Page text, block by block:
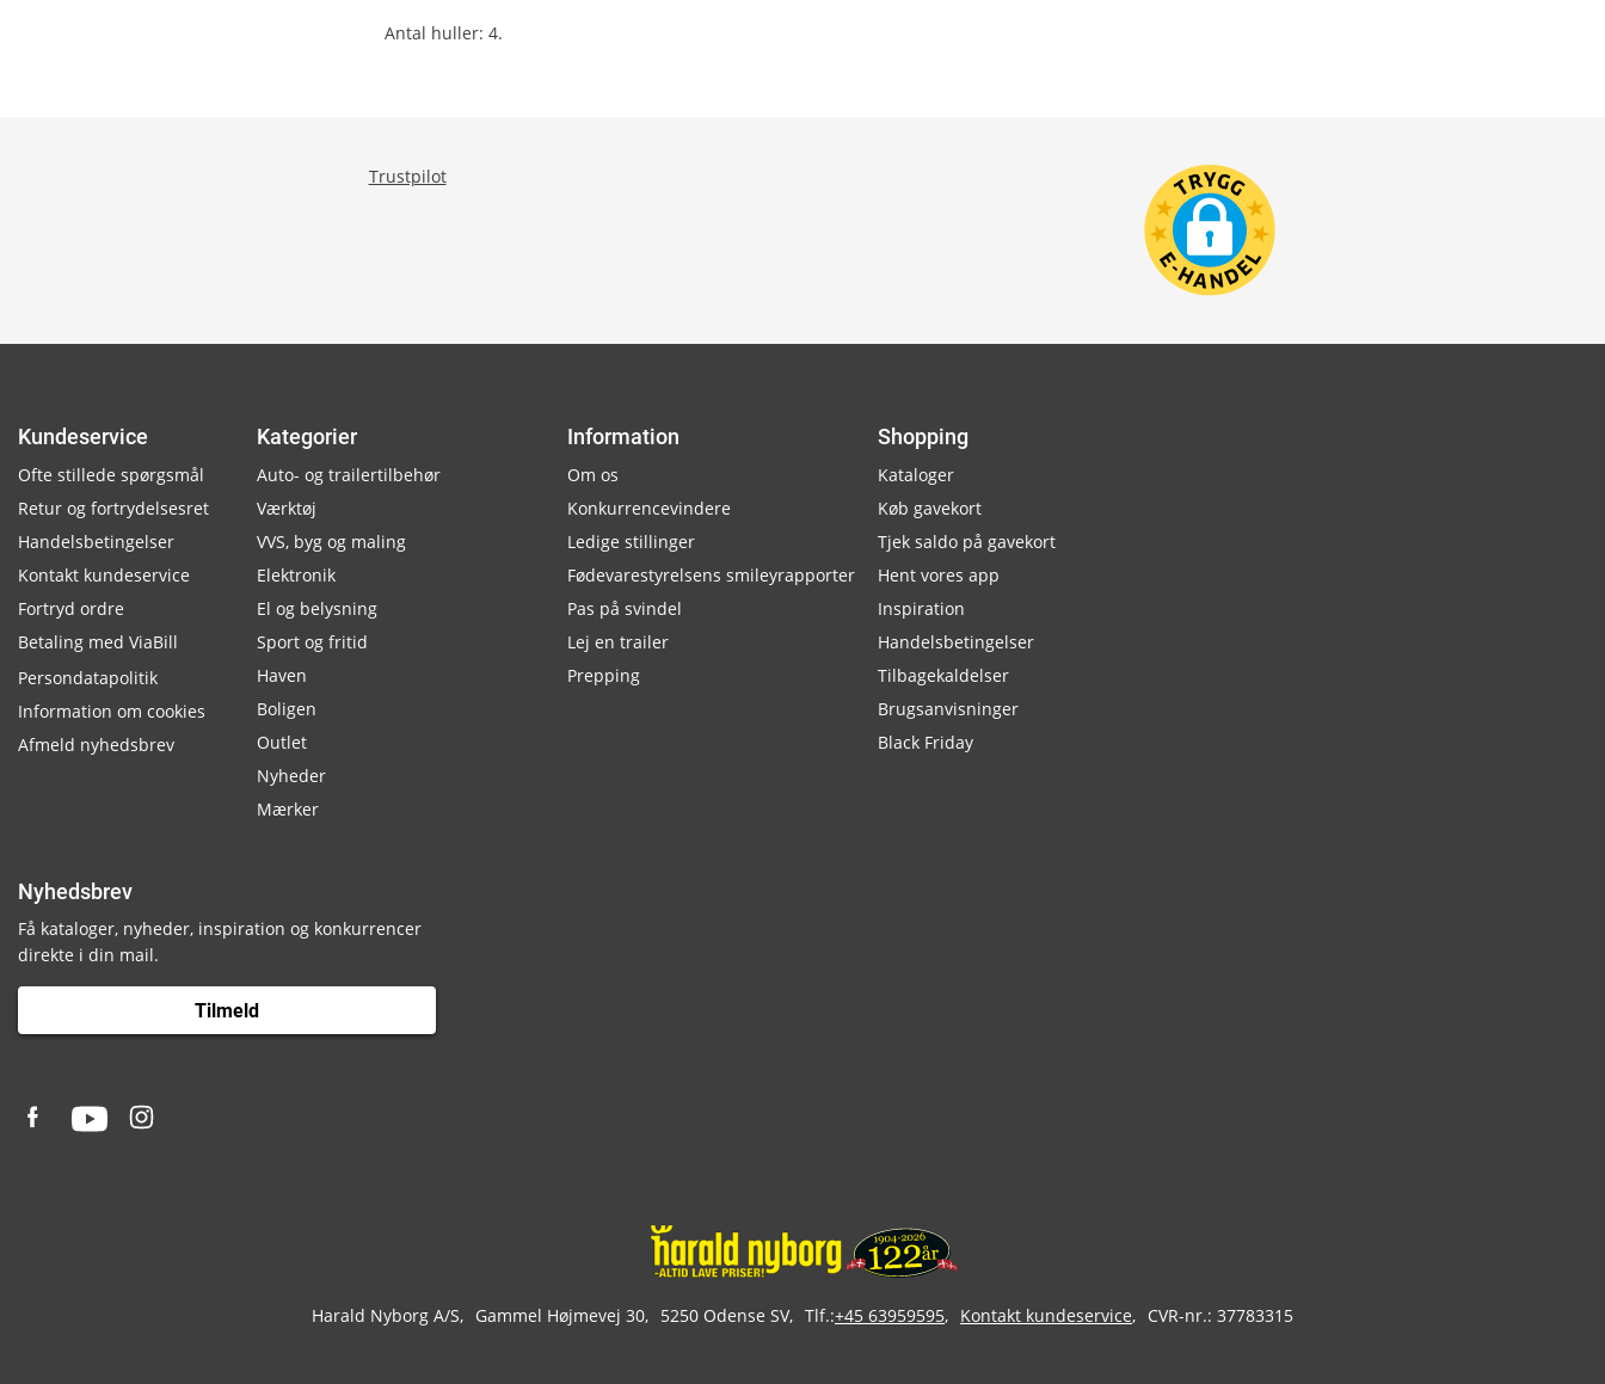
Antal huller: 4.
Trustpilot
Kundeservice
Ofte stillede spørgsmål
Retur og fortrydelsesret
Handelsbetingelser
Kontakt kundeservice
Fortryd ordre
Betaling med ViaBill
Persondatapolitik
Information om cookies
Afmeld nyhedsbrev
Kategorier
Auto- og trailertilbehør
Værktøj
VVS, byg og maling
Elektronik
El og belysning
Sport og fritid
Haven
Boligen
Outlet
Nyheder
Mærker
Information
Om os
Konkurrencevindere
Ledige stillinger
Fødevarestyrelsens smileyrapporter
Pas på svindel
Lej en trailer
Prepping
Shopping
Kataloger
Køb gavekort
Tjek saldo på gavekort
Hent vores app
Inspiration
Handelsbetingelser
Tilbagekaldelser
Brugsanvisninger
Black Friday
Nyhedsbrev
Få kataloger, nyheder, inspiration og konkurrencer
direkte i din mail.
Tilmeld
Harald Nyborg A/S Gammel Højmevej 30 5250 Odense SV Tlf.:+45 63959595 Kontakt kundeservice CVR-nr.: 37783315